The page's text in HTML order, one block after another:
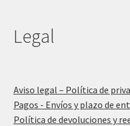
Legal
Aviso legal – Política de
Pagos - Envíos y plazo de
Política de devoluciones y